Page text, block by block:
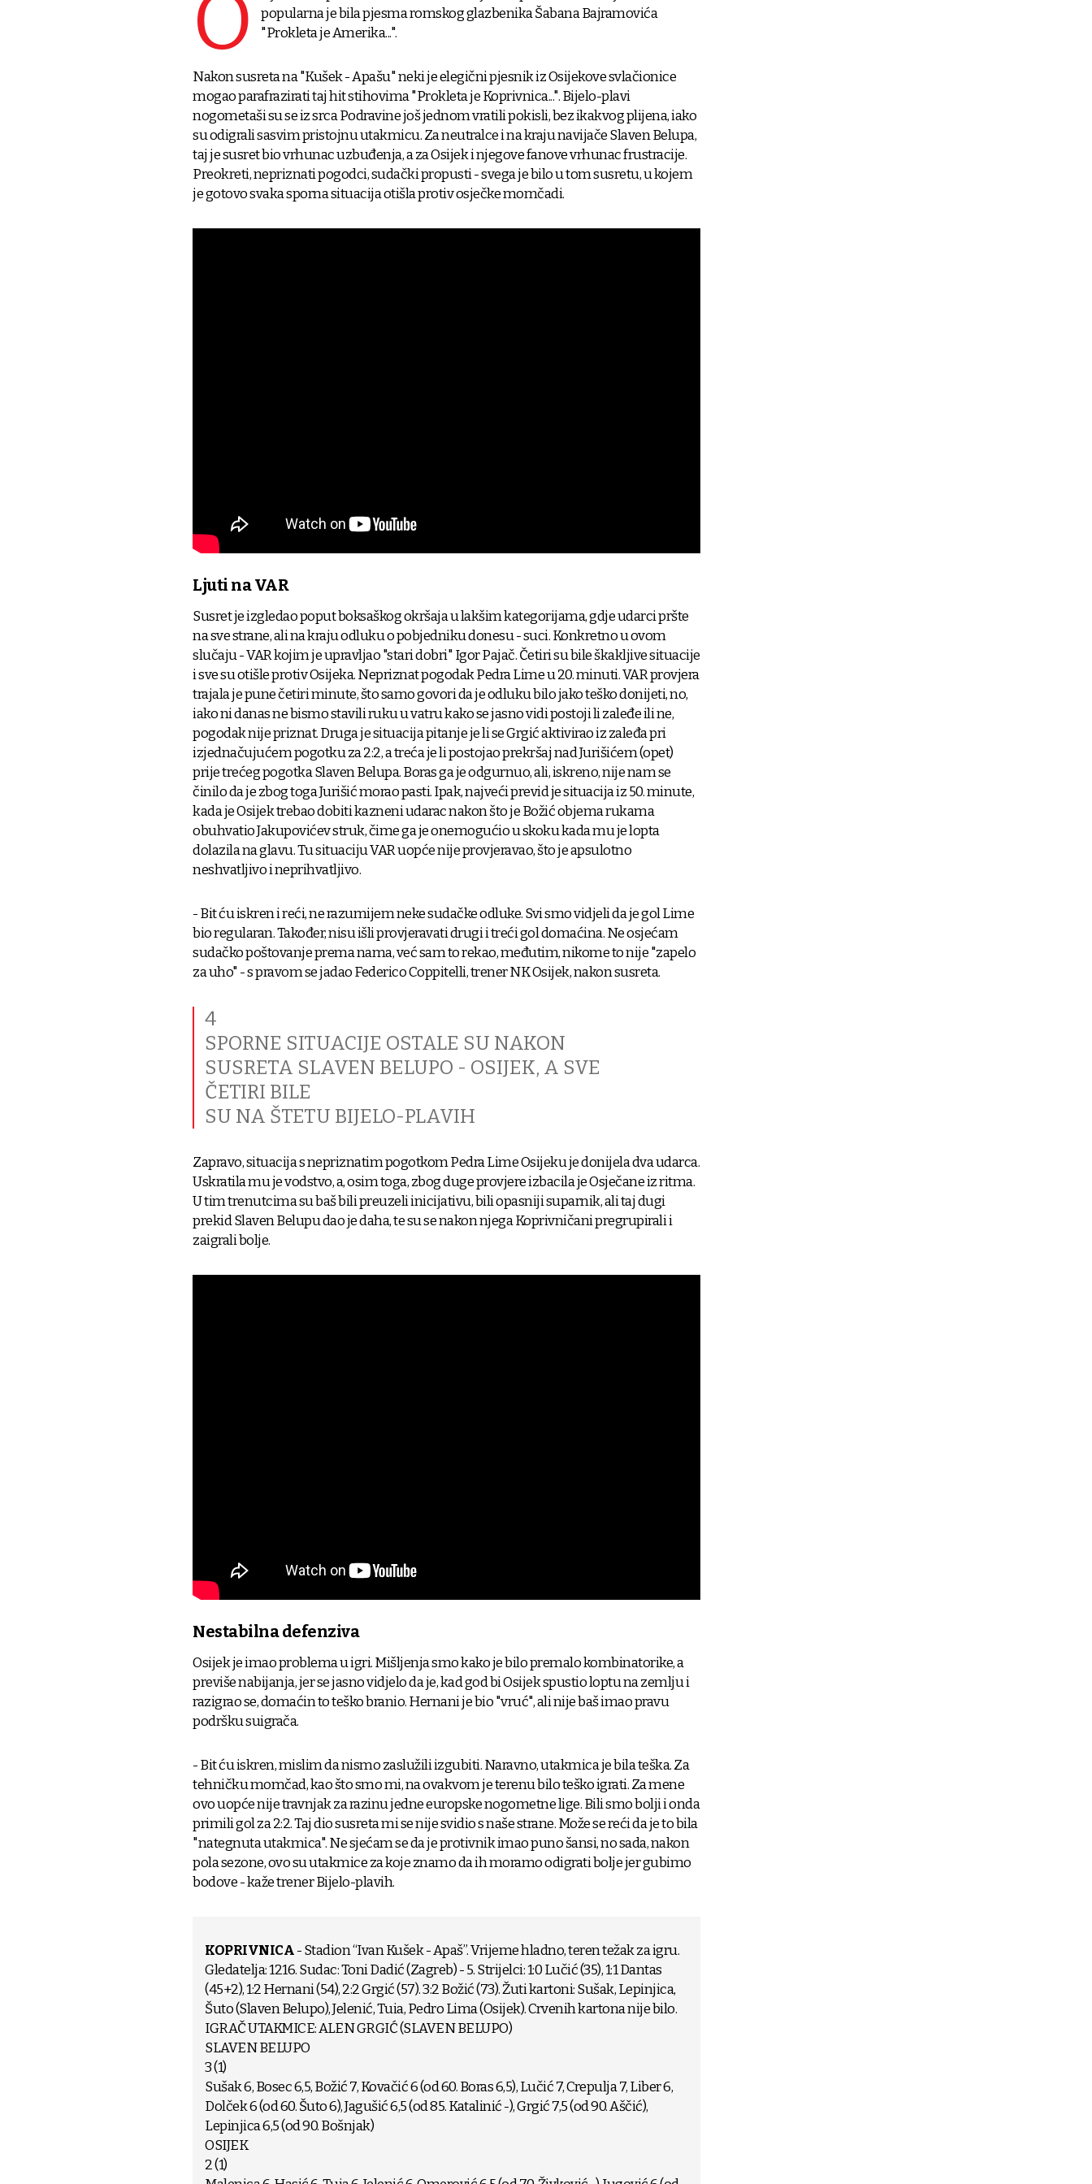
O
popularna je bila pjesma romskog glazbenika Šabana Bajramovića
"Prokleta je Amerika...".
Nakon susreta na "Kušek - Apašu" neki je elegični pjesnik iz Osijekove svlačionice
mogao parafrazirati taj hit stihovima "Prokleta je Koprivnica...". Bijelo-plavi
nogometaši su se iz srca Podravine još jednom vratili pokisli, bez ikakvog plijena, iako
su odigrali sasvim pristojnu utakmicu. Za neutralce i na kraju navijače Slaven Belupa,
taj je susret bio vrhunac uzbuđenja, a za Osijek i njegove fanove vrhunac frustracije.
Preokreti, nepriznati pogodci, sudački propusti - svega je bilo u tom susretu, u kojem
je gotovo svaka sporna situacija otišla protiv osječke momčadi.
Ljuti na VAR
Susret je izgledao poput boksaškog okršaja u lakšim kategorijama, gdje udarci pršte
na sve strane, ali na kraju odluku o pobjedniku donesu - suci. Konkretno u ovom
slučaju - VAR kojim je upravljao "stari dobri" Igor Pajač. Četiri su bile škakljive situacije
i sve su otišle protiv Osijeka. Nepriznat pogodak Pedra Lime u 20. minuti. VAR provjera
trajala je pune četiri minute, što samo govori da je odluku bilo jako teško donijeti, no,
iako ni danas ne bismo stavili ruku u vatru kako se jasno vidi postoji li zaleđe ili ne,
pogodak nije priznat. Druga je situacija pitanje je li se Grgić aktivirao iz zaleđa pri
izjednačujućem pogotku za 2:2, a treća je li postojao prekršaj nad Jurišićem (opet)
prije trećeg pogotka Slaven Belupa. Boras ga je odgurnuo, ali, iskreno, nije nam se
činilo da je zbog toga Jurišić morao pasti. Ipak, najveći previd je situacija iz 50. minute,
kada je Osijek trebao dobiti kazneni udarac nakon što je Božić objema rukama
obuhvatio Jakupovićev struk, čime ga je onemogućio u skoku kada mu je lopta
dolazila na glavu. Tu situaciju VAR uopće nije provjeravao, što je apsulotno
neshvatljivo i neprihvatljivo.
- Bit ću iskren i reći, ne razumijem neke sudačke odluke. Svi smo vidjeli da je gol Lime
bio regularan. Također, nisu išli provjeravati drugi i treći gol domaćina. Ne osjećam
sudačko poštovanje prema nama, već sam to rekao, međutim, nikome to nije "zapelo
za uho" - s pravom se jadao Federico Coppitelli, trener NK Osijek, nakon susreta.
4
SPORNE SITUACIJE OSTALE SU NAKON
SUSRETA SLAVEN BELUPO - OSIJEK, A SVE
ČETIRI BILE
SU NA ŠTETU BIJELO-PLAVIH
Zapravo, situacija s nepriznatim pogotkom Pedra Lime Osijeku je donijela dva udarca.
Uskratila mu je vodstvo, a, osim toga, zbog duge provjere izbacila je Osječane iz ritma.
U tim trenutcima su baš bili preuzeli inicijativu, bili opasniji suparnik, ali taj dugi
prekid Slaven Belupu dao je daha, te su se nakon njega Koprivničani pregrupirali i
zaigrali bolje.
Nestabilna defenziva
Osijek je imao problema u igri. Mišljenja smo kako je bilo premalo kombinatorike, a
previše nabijanja, jer se jasno vidjelo da je, kad god bi Osijek spustio loptu na zemlju i
razigrao se, domaćin to teško branio. Hernani je bio "vruć", ali nije baš imao pravu
podršku suigrača.
- Bit ću iskren, mislim da nismo zaslužili izgubiti. Naravno, utakmica je bila teška. Za
tehničku momčad, kao što smo mi, na ovakvom je terenu bilo teško igrati. Za mene
ovo uopće nije travnjak za razinu jedne europske nogometne lige. Bili smo bolji i onda
primili gol za 2:2. Taj dio susreta mi se nije svidio s naše strane. Može se reći da je to bila
"nategnuta utakmica". Ne sjećam se da je protivnik imao puno šansi, no sada, nakon
pola sezone, ovo su utakmice za koje znamo da ih moramo odigrati bolje jer gubimo
bodove - kaže trener Bijelo-plavih.
KOPRIVNICA- Stadion “Ivan Kušek - Apaš”. Vrijeme hladno, teren težak za igru.
Gledatelja: 1216. Sudac: Toni Dadić (Zagreb) - 5. Strijelci: 1:0 Lučić (35), 1:1 Dantas
(45+2), 1:2 Hernani (54), 2:2 Grgić (57). 3:2 Božić (73). Žuti kartoni: Sušak, Lepinjica,
Šuto (Slaven Belupo), Jelenić, Tuia, Pedro Lima (Osijek). Crvenih kartona nije bilo.
IGRAČ UTAKMICE: ALEN GRGIĆ (SLAVEN BELUPO)
SLAVEN BELUPO
3 (1)
Sušak 6, Bosec 6,5, Božić 7, Kovačić 6 (od 60. Boras 6,5), Lučić 7, Crepulja 7, Liber 6,
Dolček 6 (od 60. Šuto 6), Jagušić 6,5 (od 85. Katalinić -), Grgić 7,5 (od 90. Aščić),
Lepinjica 6,5 (od 90. Bošnjak)
OSIJEK
2 (1)